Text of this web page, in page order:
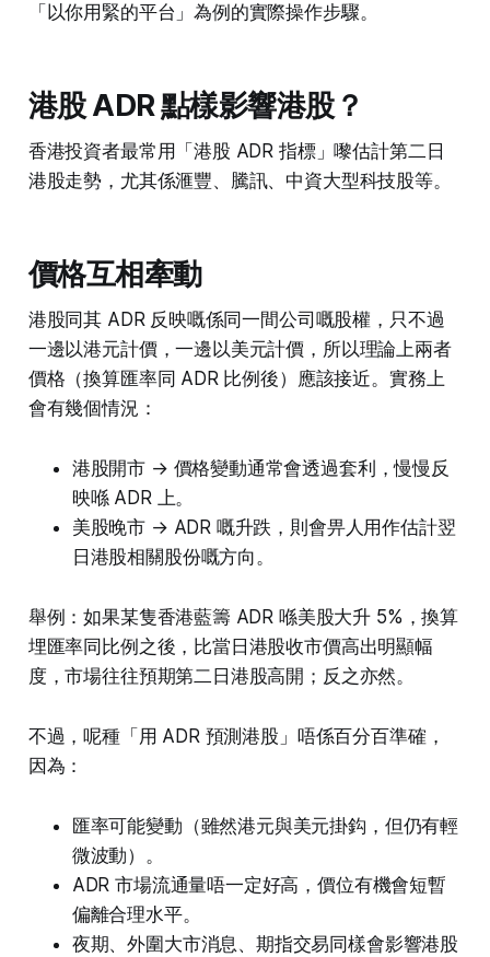
「以你用緊的平台」為例的實際操作步驟。
港股 ADR 點樣影響港股？
香港投資者最常用「港股 ADR 指標」嚟估計第二日
港股走勢，尤其係滙豐、騰訊、中資大型科技股等。
價格互相牽動
港股同其 ADR 反映嘅係同一間公司嘅股權，只不過
一邊以港元計價，一邊以美元計價，所以理論上兩者
價格（換算匯率同 ADR 比例後）應該接近。實務上
會有幾個情況：
港股開市 → 價格變動通常會透過套利，慢慢反
映喺 ADR 上。
美股晚市 → ADR 嘅升跌，則會畀人用作估計翌
日港股相關股份嘅方向。
舉例：如果某隻香港藍籌 ADR 喺美股大升 5%，換算
埋匯率同比例之後，比當日港股收市價高出明顯幅
度，市場往往預期第二日港股高開；反之亦然。
不過，呢種「用 ADR 預測港股」唔係百分百準確，
因為：
匯率可能變動（雖然港元與美元掛鈎，但仍有輕
微波動）。
ADR 市場流通量唔一定好高，價位有機會短暫
偏離合理水平。
夜期、外圍大市消息、期指交易同樣會影響港股